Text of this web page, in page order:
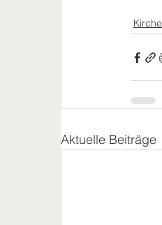
Kirche
Aktuelle Beiträge